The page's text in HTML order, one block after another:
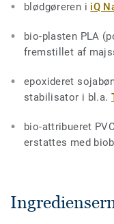
blødgøreren i iQ
bio-plasten PLA
fremstillet af
epoxideret
stabilisator i bl.a.
bio-attribueret
erstattes med